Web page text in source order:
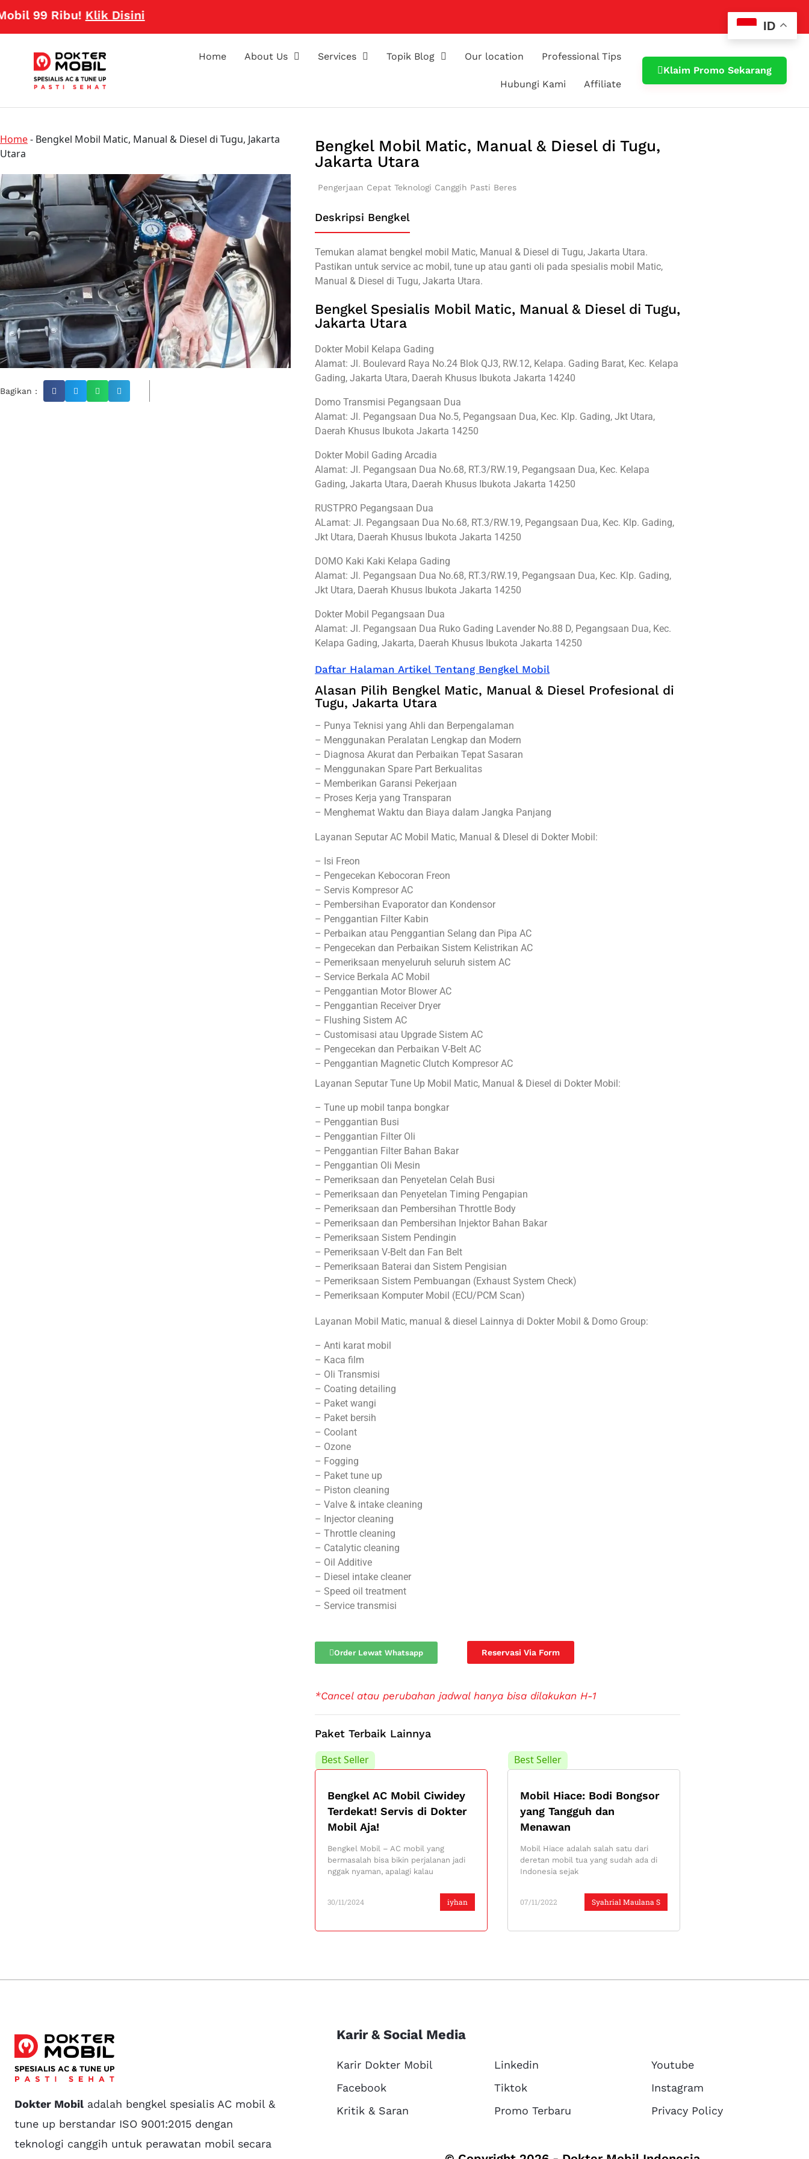
Ribu! Klik Disini
Home About Us Services Topik Blog Our location Professional Tips
Hubungi Kami Affiliate
Klaim Promo Sekarang
Home- Bengkel Mobil Matic, Manual & Diesel di Tugu, Jakarta
Utara
Bagikan :
Bengkel Mobil Matic, Manual & Diesel di Tugu,
Jakarta Utara
Pengerjaan Cepat Teknologi Canggih Pasti Beres
Deskripsi Bengkel
Temukan alamat bengkel mobil Matic, Manual & Diesel di Tugu, Jakarta Utara.
Pastikan untuk service ac mobil, tune up atau ganti oli pada spesialis mobil Matic,
Manual & Diesel di Tugu, Jakarta Utara.
Bengkel Spesialis Mobil Matic, Manual & Diesel di Tugu,
Jakarta Utara
Dokter Mobil Kelapa Gading
Alamat: Jl. Boulevard Raya No.24 Blok QJ3, RW.12, Kelapa. Gading Barat, Kec. Kelapa
Gading, Jakarta Utara, Daerah Khusus Ibukota Jakarta 14240
Domo Transmisi Pegangsaan Dua
Alamat: Jl. Pegangsaan Dua No.5, Pegangsaan Dua, Kec. Klp. Gading, Jkt Utara,
Daerah Khusus Ibukota Jakarta 14250
Dokter Mobil Gading Arcadia
Alamat: Jl. Pegangsaan Dua No.68, RT.3/RW.19, Pegangsaan Dua, Kec. Kelapa
Gading, Jakarta Utara, Daerah Khusus Ibukota Jakarta 14250
RUSTPRO Pegangsaan Dua
ALamat: Jl. Pegangsaan Dua No.68, RT.3/RW.19, Pegangsaan Dua, Kec. Klp. Gading,
Jkt Utara, Daerah Khusus Ibukota Jakarta 14250
DOMO Kaki Kaki Kelapa Gading
Alamat: Jl. Pegangsaan Dua No.68, RT.3/RW.19, Pegangsaan Dua, Kec. Klp. Gading,
Jkt Utara, Daerah Khusus Ibukota Jakarta 14250
Dokter Mobil Pegangsaan Dua
Alamat: Jl. Pegangsaan Dua Ruko Gading Lavender No.88 D, Pegangsaan Dua, Kec.
Kelapa Gading, Jakarta, Daerah Khusus Ibukota Jakarta 14250
Daftar Halaman Artikel Tentang Bengkel Mobil
Alasan Pilih Bengkel Matic, Manual & Diesel Profesional di
Tugu, Jakarta Utara
– Punya Teknisi yang Ahli dan Berpengalaman
– Menggunakan Peralatan Lengkap dan Modern
– Diagnosa Akurat dan Perbaikan Tepat Sasaran
– Menggunakan Spare Part Berkualitas
– Memberikan Garansi Pekerjaan
– Proses Kerja yang Transparan
– Menghemat Waktu dan Biaya dalam Jangka Panjang
Layanan Seputar AC Mobil Matic, Manual & DIesel di Dokter Mobil:
– Isi Freon
– Pengecekan Kebocoran Freon
– Servis Kompresor AC
– Pembersihan Evaporator dan Kondensor
– Penggantian Filter Kabin
– Perbaikan atau Penggantian Selang dan Pipa AC
– Pengecekan dan Perbaikan Sistem Kelistrikan AC
– Pemeriksaan menyeluruh seluruh sistem AC
– Service Berkala AC Mobil
– Penggantian Motor Blower AC
– Penggantian Receiver Dryer
– Flushing Sistem AC
– Customisasi atau Upgrade Sistem AC
– Pengecekan dan Perbaikan V-Belt AC
– Penggantian Magnetic Clutch Kompresor AC
Layanan Seputar Tune Up Mobil Matic, Manual & Diesel di Dokter Mobil:
– Tune up mobil tanpa bongkar
– Penggantian Busi
– Penggantian Filter Oli
– Penggantian Filter Bahan Bakar
– Penggantian Oli Mesin
– Pemeriksaan dan Penyetelan Celah Busi
– Pemeriksaan dan Penyetelan Timing Pengapian
– Pemeriksaan dan Pembersihan Throttle Body
– Pemeriksaan dan Pembersihan Injektor Bahan Bakar
– Pemeriksaan Sistem Pendingin
– Pemeriksaan V-Belt dan Fan Belt
– Pemeriksaan Baterai dan Sistem Pengisian
– Pemeriksaan Sistem Pembuangan (Exhaust System Check)
– Pemeriksaan Komputer Mobil (ECU/PCM Scan)
Layanan Mobil Matic, manual & diesel Lainnya di Dokter Mobil & Domo Group:
– Anti karat mobil
– Kaca film
– Oli Transmisi
– Coating detailing
– Paket wangi
– Paket bersih
– Coolant
– Ozone
– Fogging
– Paket tune up
– Piston cleaning
– Valve & intake cleaning
– Injector cleaning
– Throttle cleaning
– Catalytic cleaning
– Oil Additive
– Diesel intake cleaner
– Speed oil treatment
– Service transmisi
Order Lewat Whatsapp Reservasi Via Form
*Cancel atau perubahan jadwal hanya bisa dilakukan H-1
Paket Terbaik Lainnya
Best Seller
Bengkel AC Mobil Ciwidey
Terdekat! Servis di Dokter
Mobil Aja!
iyhan
30/11/2024
Bengkel Mobil – AC mobil yang
bermasalah bisa bikin perjalanan jadi
nggak nyaman, apalagi kalau
Best Seller
Mobil Hiace: Bodi Bongsor
yang Tangguh dan
Menawan
Syahrial Maulana S
07/11/2022
Mobil Hiace adalah salah satu dari
deretan mobil tua yang sudah ada di
Indonesia sejak
Dokter Mobil adalah bengkel spesialis AC mobil &
tune up berstandar ISO 9001:2015 dengan
teknologi canggih untuk perawatan mobil secara
Karir & Social Media
Karir Dokter Mobil Linkedin
Youtube
Facebook
Tiktok
Instagram
Kritik & Saran
Promo Terbaru Privacy Policy
ID